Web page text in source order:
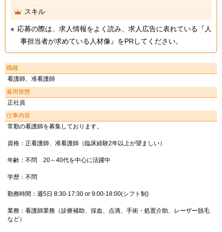
スキル
応募の際は、求人情報をよく読み、求人広告に表れている『人
事担当者が求めている人材像』をPRしてください。
職種
看護師、准看護師
雇用形態
正社員
仕事内容
常勤の看護師を募集しております。
資格：正看護師、准看護師（臨床経験2年以上が望ましい）
年齢：不問 20～40代を中心に活躍中
学歴：不問
勤務時間：週5日 8:30-17:30 or 9:00-18:00(シフト制)
業務：看護師業務（診療補助、採血、点滴、手術・処置介助、レーザー脱毛
など）